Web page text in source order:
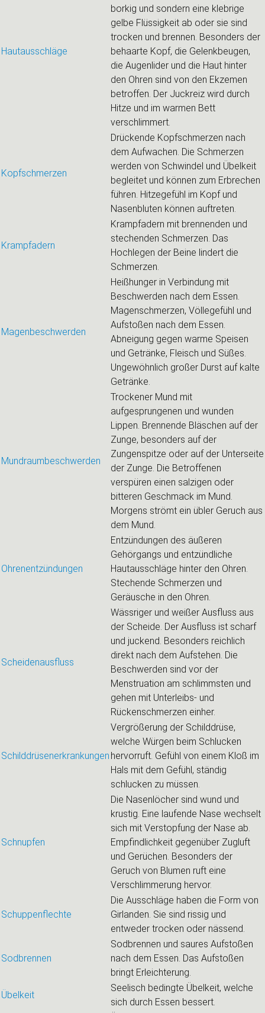
Hautausschläge
borkig und sondern eine klebrige
gelbe Flüssigkeit ab oder sie sind
trocken und brennen. Besonders der
behaarte Kopf, die Gelenkbeugen,
die Augenlider und die Haut hinter
den Ohren sind von den Ekzemen
betroffen. Der Juckreiz wird durch
Hitze und im warmen Bett
verschlimmert.
Kopfschmerzen
Drückende Kopfschmerzen nach
dem Aufwachen. Die Schmerzen
werden von Schwindel und Übelkeit
begleitet und können zum Erbrechen
führen. Hitzegefühl im Kopf und
Nasenbluten können auftreten.
Krampfadern
Krampfadern mit brennenden und
stechenden Schmerzen. Das
Hochlegen der Beine lindert die
Schmerzen.
Magenbeschwerden
Heißhunger in Verbindung mit
Beschwerden nach dem Essen.
Magenschmerzen, Völlegefühl und
Aufstoßen nach dem Essen.
Abneigung gegen warme Speisen
und Getränke, Fleisch und Süßes.
Ungewöhnlich großer Durst auf kalte
Getränke.
Mundraumbeschwerden
Trockener Mund mit
aufgesprungenen und wunden
Lippen. Brennende Bläschen auf der
Zunge, besonders auf der
Zungenspitze oder auf der Unterseite
der Zunge. Die Betroffenen
verspüren einen salzigen oder
bitteren Geschmack im Mund.
Morgens strömt ein übler Geruch aus
dem Mund.
Ohrenentzündungen
Entzündungen des äußeren
Gehörgangs und entzündliche
Hautausschläge hinter den Ohren.
Stechende Schmerzen und
Geräusche in den Ohren.
Scheidenausfluss
Wässriger und weißer Ausfluss aus
der Scheide. Der Ausfluss ist scharf
und juckend. Besonders reichlich
direkt nach dem Aufstehen. Die
Beschwerden sind vor der
Menstruation am schlimmsten und
gehen mit Unterleibs- und
Rückenschmerzen einher.
Schilddrüsenerkrankungen
Vergrößerung der Schilddrüse,
welche Würgen beim Schlucken
hervorruft. Gefühl von einem Kloß im
Hals mit dem Gefühl, ständig
schlucken zu müssen.
Schnupfen
Die Nasenlöcher sind wund und
krustig. Eine laufende Nase wechselt
sich mit Verstopfung der Nase ab.
Empfindlichkeit gegenüber Zugluft
und Gerüchen. Besonders der
Geruch von Blumen ruft eine
Verschlimmerung hervor.
Schuppenflechte
Die Ausschläge haben die Form von
Girlanden. Sie sind rissig und
entweder trocken oder nässend.
Sodbrennen
Sodbrennen und saures Aufstoßen
nach dem Essen. Das Aufstoßen
bringt Erleichterung.
Übelkeit
Seelisch bedingte Übelkeit, welche
sich durch Essen bessert.